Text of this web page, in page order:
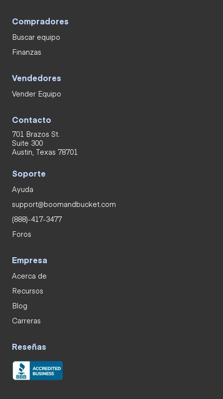
Compradores
Buscar equipo
Finanzas
Vendedores
Vender Equipo
Contacto
701 Brazos St.
Suite 300
Austin, Texas 78701
Soporte
Ayuda
support@boomandbucket.com
(888)-417-3477
Foros
Empresa
Acerca de
Recursos
Blog
Carreras
Reseñas